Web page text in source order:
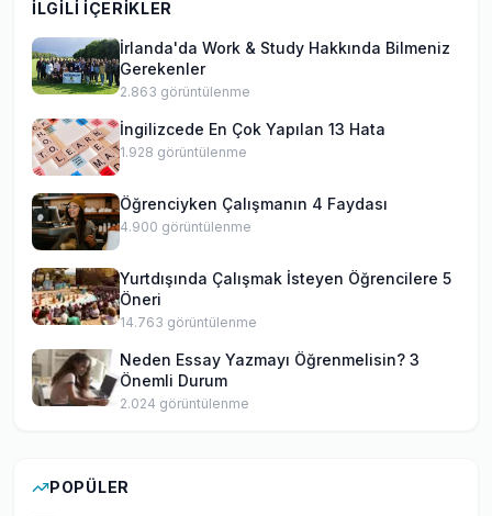
sonra 2017 yılında Amerika'ya geldim. Bilgi
paylaştıkça çoğalırdan yola çıkarak Work and
Travel ve Amerika'da öğrenci hayatı hakkında bu
zamana kadar tecrübe ettiklerimi sizinle paylaşmaya
çalışıyorum.
İLGILI İÇERIKLER
İrlanda'da Work & Study Hakkında Bilmeniz
Gerekenler
2.863 görüntülenme
İngilizcede En Çok Yapılan 13 Hata
1.928 görüntülenme
Öğrenciyken Çalışmanın 4 Faydası
4.900 görüntülenme
Yurtdışında Çalışmak İsteyen Öğrencilere 5
Öneri
14.763 görüntülenme
Neden Essay Yazmayı Öğrenmelisin? 3
Önemli Durum
2.024 görüntülenme
POPÜLER